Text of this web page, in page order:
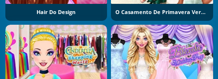
Hair Do Design O Casamento De Primavera Verde De Tiana